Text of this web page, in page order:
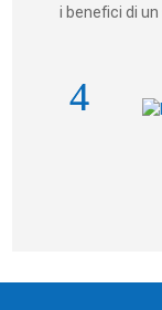
i benefici di